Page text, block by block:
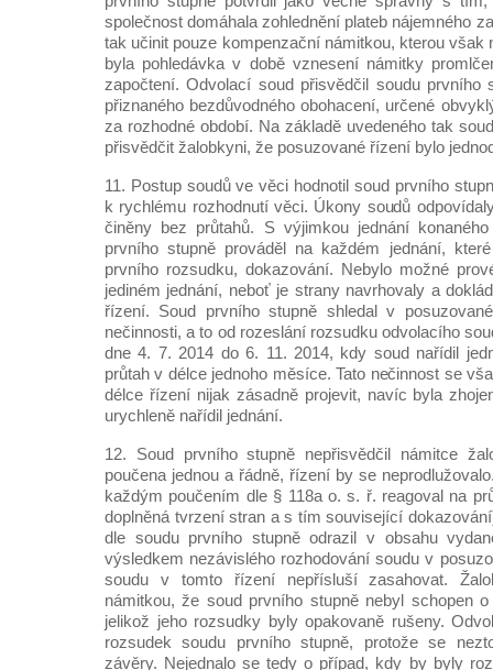
společnost domáhala zohlednění plateb nájemného
tak učinit pouze kompenzační námitkou, kterou však
byla pohledávka v době vznesení námitky
započtení. Odvolací soud přisvědčil soudu prvního
přiznaného bezdůvodného obohacení, určené
za rozhodné období. Na základě uvedeného tak
přisvědčit žalobkyni, že posuzované řízení bylo
11. Postup soudů ve věci hodnotil soud prvního
k rychlému rozhodnutí věci. Úkony soudů
činěny bez průtahů. S výjimkou jednání
prvního stupně prováděl na každém jednání,
prvního rozsudku, dokazování. Nebylo možné
jediném jednání, neboť je strany navrhovaly a
řízení. Soud prvního stupně shledal v
nečinnosti, a to od rozeslání rozsudku odvolacího
dne 4. 7. 2014 do 6. 11. 2014, kdy soud nařídil
průtah v délce jednoho měsíce. Tato nečinnost se
délce řízení nijak zásadně projevit, navíc byla
urychleně nařídil jednání.
12. Soud prvního stupně nepřisvědčil námitce
poučena jednou a řádně, řízení by se
každým poučením dle § 118a o. s. ř. reagoval na
doplněná tvrzení stran a s tím související
dle soudu prvního stupně odrazil v obsahu
výsledkem nezávislého rozhodování soudu v
soudu v tomto řízení nepřísluší zasahovat.
námitkou, že soud prvního stupně nebyl schopen
jelikož jeho rozsudky byly opakovaně rušeny.
rozsudek soudu prvního stupně, protože se
závěry. Nejednalo se tedy o případ, kdy by byly